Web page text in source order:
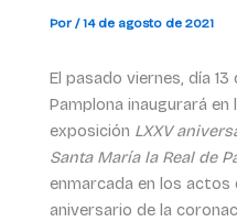
Por /14 de agosto de 2021
El pasado viernes, día
Pamplona inaugurará en
exposición LXXV
Santa María la Real de
enmarcada en los actos
aniversario de la